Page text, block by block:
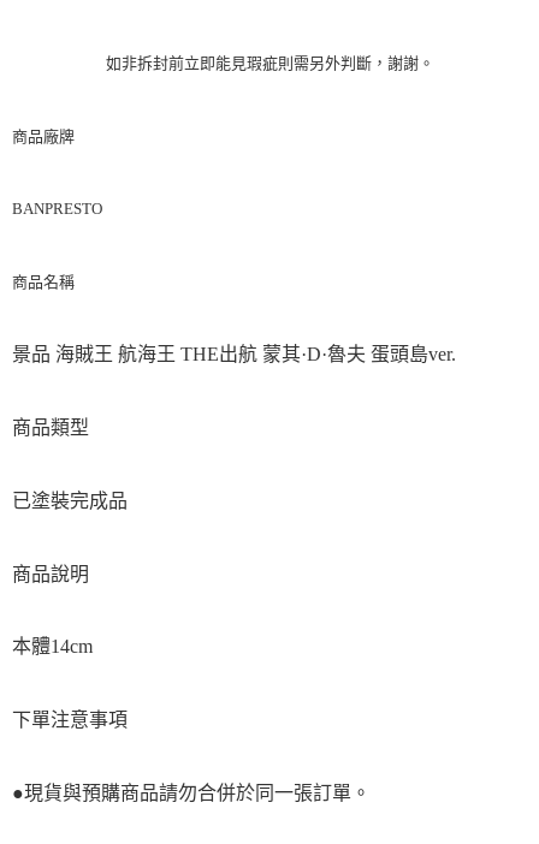
如非拆封前立即能見瑕疵則需另外判斷，謝謝。
商品廠牌
BANPRESTO
商品名稱
景品 海賊王 航海王 THE出航 蒙其·D·魯夫 蛋頭島ver.
商品類型
已塗裝完成品
商品說明
本體14cm
下單注意事項
●現貨與預購商品請勿合併於同一張訂單。